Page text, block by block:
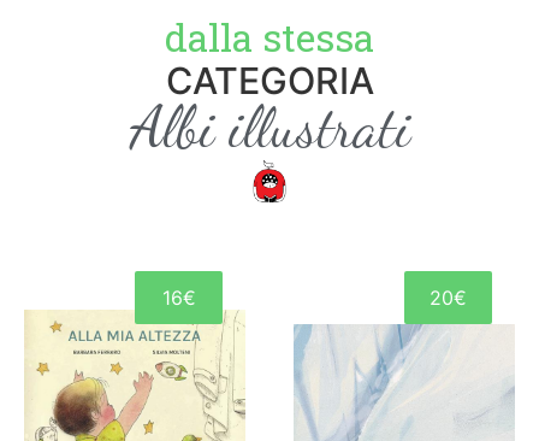
dalla stessa
CATEGORIA
Albi illustrati
16€ 20€